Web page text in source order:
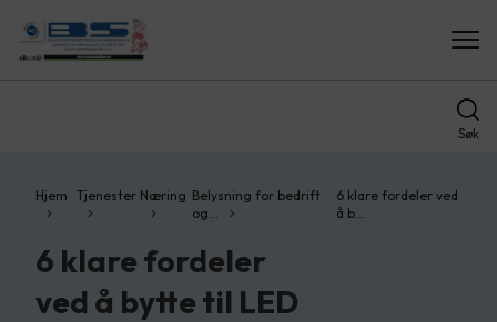
Søk
Hjem Tjenester Næring Belysning for bedrift
og…
6 klare fordeler ved
å b…
6 klare fordeler
ved å bytte til LED